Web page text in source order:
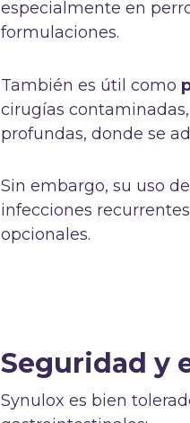
especialmente en
formulaciones.
También es útil como
cirugías
profundas, donde se
Sin embargo, su uso
infecciones
opcionales.
Seguridad y
Synulox es bien